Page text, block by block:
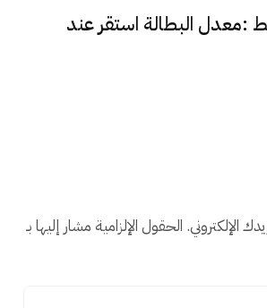
:معدل البطالة استقر عند
الإلكتروني. الحقول الإلزامية مشار إليها بـ